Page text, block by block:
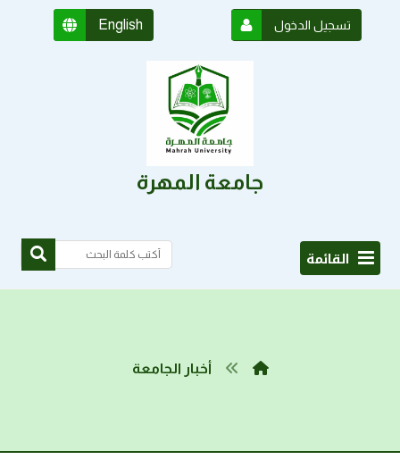
English تسجيل الدخول
جامعة المهرة
القائمة
أخبار الجامعة